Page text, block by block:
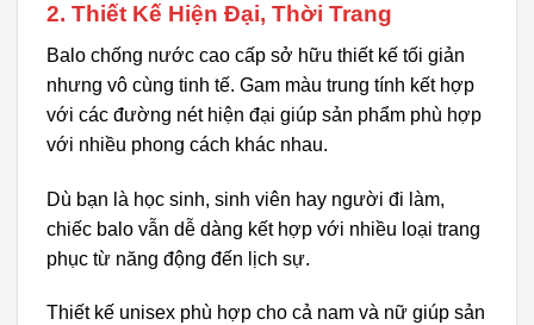
2. Thiết Kế Hiện Đại, Thời Trang
Balo chống nước cao cấp sở hữu thiết kế tối giản
nhưng vô cùng tinh tế. Gam màu trung tính kết hợp
với các đường nét hiện đại giúp sản phẩm phù hợp
với nhiều phong cách khác nhau.
Dù bạn là học sinh, sinh viên hay người đi làm,
chiếc balo vẫn dễ dàng kết hợp với nhiều loại trang
phục từ năng động đến lịch sự.
Thiết kế unisex phù hợp cho cả nam và nữ giúp sản